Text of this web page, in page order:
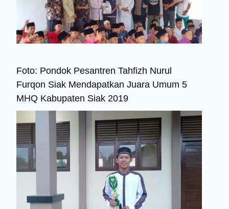
Foto: Pondok Pesantren Tahfizh Nurul
Furqon Siak Mendapatkan Juara Umum 5
MHQ Kabupaten Siak 2019